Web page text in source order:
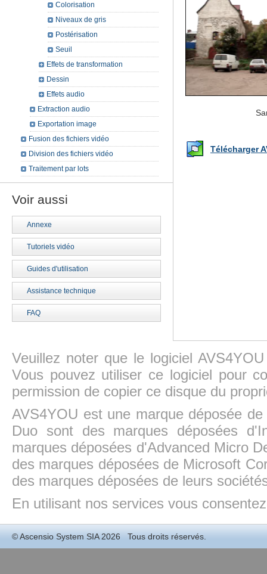
Télécharger
Colorisation
Niveaux de gris
Postérisation
Seuil
Effets de transformation
Dessin
Effets audio
Extraction audio
Exportation image
Fusion des fichiers vidéo
Division des fichiers vidéo
Traitement par lots
Voir aussi
Annexe
Tutoriels vidéo
Guides d'utilisation
Assistance technique
FAQ
Veuillez noter que le logiciel
Vous pouvez utiliser ce logiciel pour
permission de copier ce disque du
AVS4YOU est une marque déposée
Duo sont des marques déposées
marques déposées d'Advanced Micro
des marques déposées de Microsoft
des marques déposées de leurs
En utilisant nos services vous
©Ascensio System SIA2026 Tous droits réservés.